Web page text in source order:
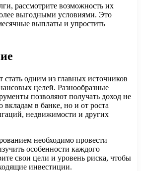
рассмотрите возможность их
выгодными условиями. Это
выплаты и упростить
одним из главных источников
целей. Разнообразные
позволяют получать доход не
вкладам в банке, но и от роста
недвижимости и других
необходимо провести
особенности каждого
свои цели и уровень риска, чтобы
инвестиции.